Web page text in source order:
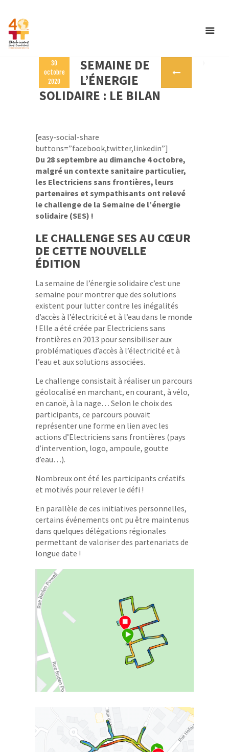
30
octobre
2020
SEMAINE DE
L’ÉNERGIE
SOLIDAIRE : LE BILAN
[easy-social-share
buttons=”facebook,twitter,linkedin”]
Du 28 septembre au dimanche 4 octobre,
malgré un contexte sanitaire particulier,
les Electriciens sans frontières, leurs
partenaires et sympathisants ont relevé
le challenge de la Semaine de l’énergie
solidaire (SES) !
LE CHALLENGE SES AU CŒUR
DE CETTE NOUVELLE
ÉDITION
La semaine de l’énergie solidaire c’est une
semaine pour montrer que des solutions
existent pour lutter contre les inégalités
d’accès à l’électricité et à l’eau dans le monde
! Elle a été créée par Electriciens sans
frontières en 2013 pour sensibiliser aux
problématiques d’accès à l’électricité et à
l’eau et aux solutions associées.
Le challenge consistait à réaliser un parcours
géolocalisé en marchant, en courant, à vélo,
en canoë, à la nage… Selon le choix des
participants, ce parcours pouvait
représenter une forme en lien avec les
actions d’Electriciens sans frontières (pays
d’intervention, logo, ampoule, goutte
d’eau…).
Nombreux ont été les participants créatifs
et motivés pour relever le défi !
En parallèle de ces initiatives personnelles,
certains événements ont pu être maintenus
dans quelques délégations régionales
permettant de valoriser des partenariats de
longue date !